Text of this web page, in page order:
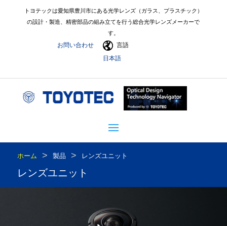
トヨテックは愛知県豊川市にある光学レンズ（ガラス、プラスチック）
の設計・製造、精密部品の組み立てを行う総合光学レンズメーカーで
す。
お問い合わせ
言語
日本語
ホーム > 製品 > レンズユニット
レンズユニット